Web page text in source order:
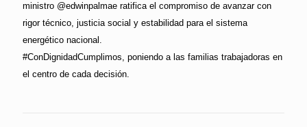
ministro @edwinpalmae ratifica el compromiso de avanzar con
rigor técnico, justicia social y estabilidad para el sistema
energético nacional.
#ConDignidadCumplimos, poniendo a las familias trabajadoras en
el centro de cada decisión.